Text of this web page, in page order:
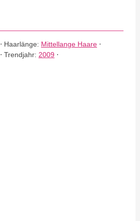
⋅ Haarlänge: Mittellange Haare ⋅
⋅Trendjahr: 2009 ⋅